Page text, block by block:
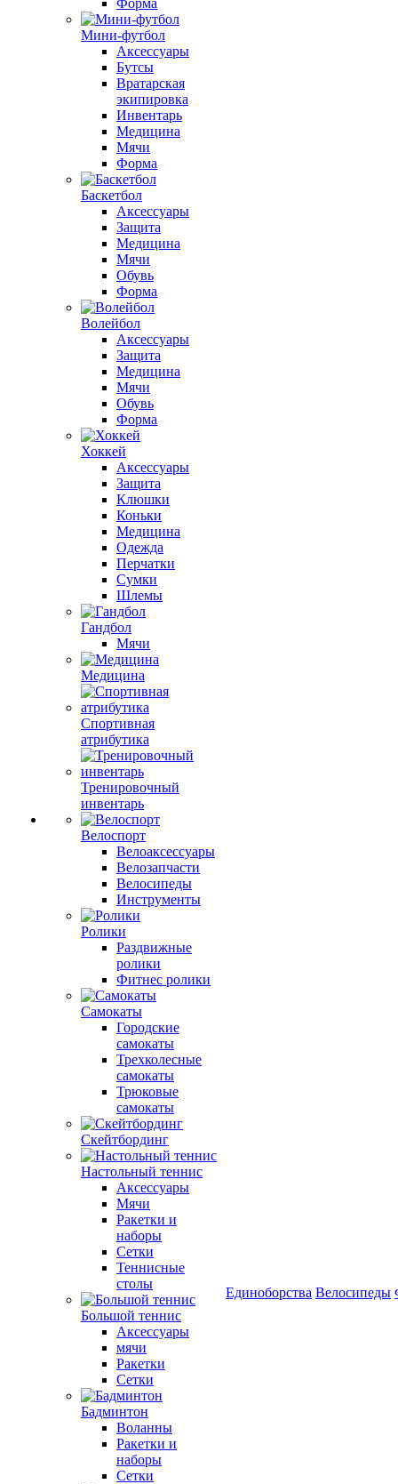
Форма
Мини-футбол
Аксессуары
Бутсы
Вратарская
экипировка
Инвентарь
Медицина
Мячи
Форма
Баскетбол
Аксессуары
Защита
Медицина
Мячи
Обувь
Форма
Волейбол
Аксессуары
Защита
Медицина
Мячи
Обувь
Форма
Хоккей
Аксессуары
Защита
Клюшки
Коньки
Медицина
Одежда
Перчатки
Сумки
Шлемы
Гандбол
Мячи
Медицина
Спортивная
атрибутика
Тренировочный
инвентарь
Велоспорт
Велоаксессуары
Велозапчасти
Велосипеды
Инструменты
Ролики
Раздвижные
ролики
Фитнес ролики
Самокаты
Городские
самокаты
Трехколесные
самокаты
Трюковые
самокаты
Скейтбординг
Настольный теннис
Аксессуары
Мячи
Ракетки и
наборы
Сетки
Теннисные
столы
Большой теннис
Аксессуары
мячи
Ракетки
Сетки
Бадминтон
Воланны
Ракетки и
наборы
Сетки
Единоборства Велосипеды